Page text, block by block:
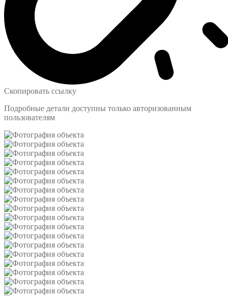
Скопировать ссылку
Подробные детали доступны только авторизованным
пользователям